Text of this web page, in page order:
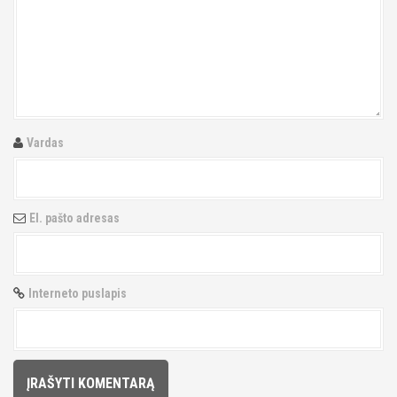
n
Vardas
El. pašto adresas
Interneto puslapis